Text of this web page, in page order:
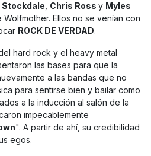
Stockdale, Chris Ross y Myles
Ellos no se venían con
ROCK DE VERDAD.
hard rock y el heavy metal
las bases para que la
a las bandas que no
para sentirse bien y bailar como
a la inducción al salón de la
impecablemente
". A partir de ahí, su credibilidad
egos.